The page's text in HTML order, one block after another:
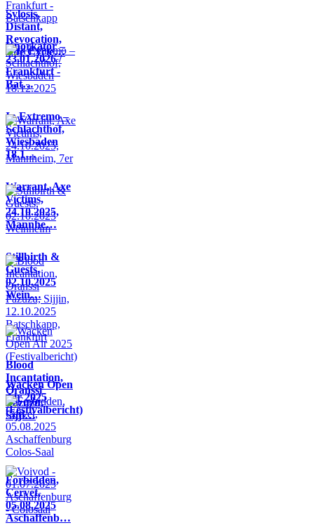
Sylosis,
Distant,
Revocation,
Life Cycle…
Knorkator –
23.01.2026 /
Frankfurt -
Bat…
In Extremo –
Schlachthof,
Wiesbaden
18.1…
Warrant, Axe
Victims,
24.10.2025,
Mannhe…
Stillbirth &
Guests,
02.10.2025
Wein…
Blood
Incantation,
Oranssi
Pazuzu,
Sijji…
Wacken Open
Air 2025
(Festivalbericht)
Forbidden,
Cervet,
05.08.2025
Aschaffenb…